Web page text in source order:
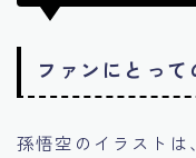
ファンにとっ
孫悟空のイラストは